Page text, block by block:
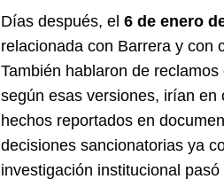
Días después, el 6 de enero
relacionada con Barrera y con
También hablaron de
según esas versiones, irían
hechos reportados en
decisiones sancionatorias ya
investigación institucional